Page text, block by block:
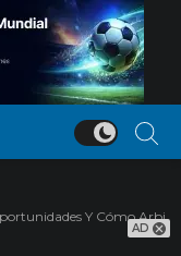
AD
Y Cómo